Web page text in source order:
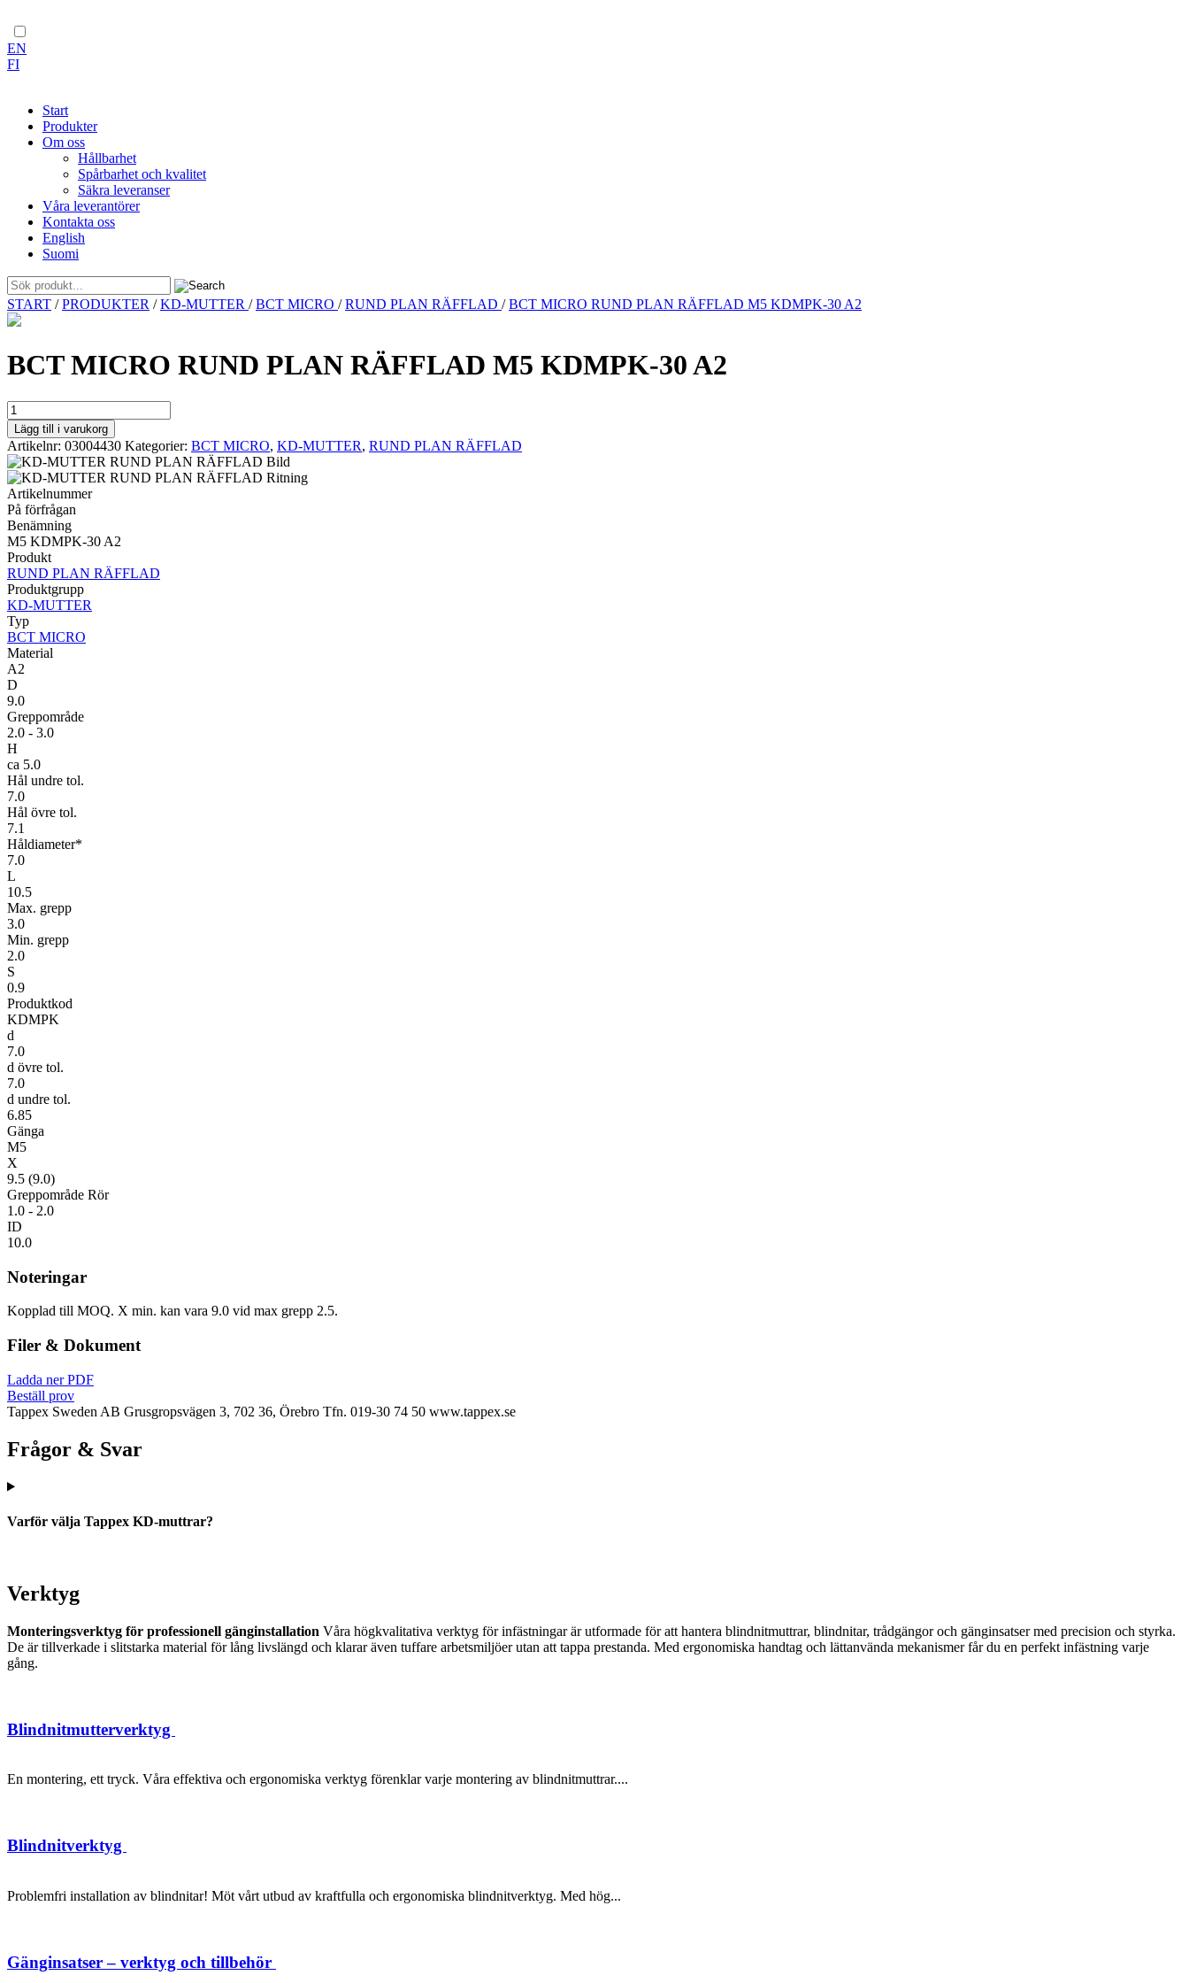
EN
FI
Start
Produkter
Om oss
Hållbarhet
Spårbarhet och kvalitet
Säkra leveranser
Våra leverantörer
Kontakta oss
English
Suomi
Skip
to
START /PRODUKTER /KD-MUTTER /BCT MICRO /RUND PLAN RÄFFLAD /BCT MICRO RUND PLAN RÄFFLAD M5 KDMPK-30 A2
BCT MICRO RUND PLAN RÄFFLAD M5 KDMPK-30 A2
BCT
MICRO
RUND
PLAN
RÄFFLAD
M5
KDMPK-
30
A2
mängd
Lägg till i varukorg
Artikelnr: 03004430 Kategorier: BCT MICRO, KD-MUTTER, RUND PLAN RÄFFLAD
Artikelnummer
På förfrågan
Benämning
M5 KDMPK-30 A2
Produkt
RUND PLAN RÄFFLAD
Produktgrupp
KD-MUTTER
Typ
BCT MICRO
Material
A2
D
9.0
Greppområde
2.0 - 3.0
H
ca 5.0
Hål undre tol.
7.0
Hål övre tol.
7.1
Håldiameter*
7.0
L
10.5
Max. grepp
3.0
Min. grepp
2.0
S
0.9
Produktkod
KDMPK
d
7.0
d övre tol.
7.0
d undre tol.
6.85
Gänga
M5
X
9.5 (9.0)
Greppområde Rör
1.0 - 2.0
ID
10.0
Noteringar
Kopplad till MOQ. X min. kan vara 9.0 vid max grepp 2.5.
Filer & Dokument
Ladda ner PDF
Beställ prov
Tappex Sweden AB Grusgropsvägen 3, 702 36, Örebro Tfn. 019-30 74 50 www.tappex.se
Frågor & Svar
Varför välja Tappex KD-muttrar?
Verktyg
Monteringsverktyg för professionell gänginstallation Våra högkvalitativa verktyg för infästningar är utformade för att hantera blindnitmuttrar, blindnitar, trådgängor och gänginsatser med precision och styrka.
De är tillverkade i slitstarka material för lång livslängd och klarar även tuffare arbetsmiljöer utan att tappa prestanda. Med ergonomiska handtag och lättanvända mekanismer får du en perfekt infästning varje
gång.
Blindnitmutterverktyg
En montering, ett tryck. Våra effektiva och ergonomiska verktyg förenklar varje montering av blindnitmuttrar....
Blindnitverktyg
Problemfri installation av blindnitar! Möt vårt utbud av kraftfulla och ergonomiska blindnitverktyg. Med hög...
Gänginsatser – verktyg och tillbehör